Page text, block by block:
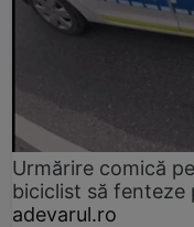
Urmărire comică
biciclist să fenteze
adevarul.ro